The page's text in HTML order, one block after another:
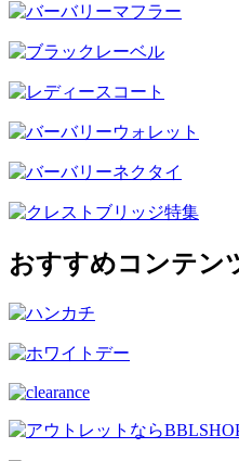
おすすめコンテン